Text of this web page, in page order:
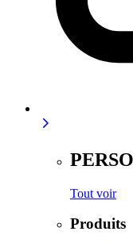
Tout voir
Produits